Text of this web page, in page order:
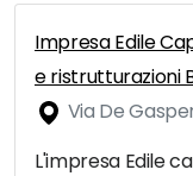
Impresa Edile
e ristrutturazioni
Via De
L'impresa Edile